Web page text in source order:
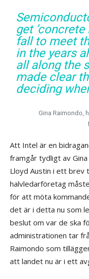
get
fall to meet
in the years
all along the
made clear
deciding
Gina Raimondo,
Att Intel är en
framgår tydligt av
Lloyd Austin i ett brev
halvledarföretag
för att möta
det är i detta nu som
beslut om var de ska
administrationen tar
Raimondo som
att landet nu är i ett